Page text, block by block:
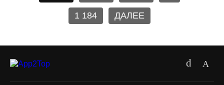
1 184 ДАЛЕЕ